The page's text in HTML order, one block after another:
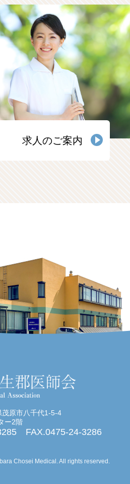
求人のご案内
原市八千代1-5-4
ー2階
FAX.0475-24-3286
Chosei Medical. All rights reserved.